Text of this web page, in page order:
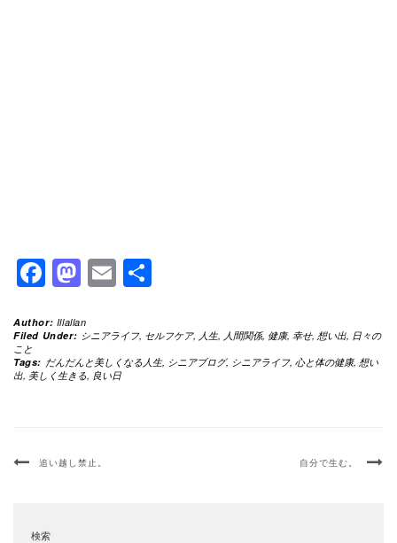
Facebook
Mastodon
Email
Author: Illallan
Filed Under: シニアライフ, セルフケア, 人生, 人間関係, 健康, 幸せ, 想い出, 日々の
こと
Tags: だんだんと美しくなる人生, シニアブログ, シニアライフ, 心と体の健康, 想い
出, 美しく生きる, 良い日
追い越し禁止。 自分で生む。
検索